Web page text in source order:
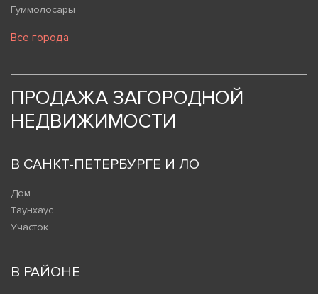
Гуммолосары
Все города
ПРОДАЖА ЗАГОРОДНОЙ
НЕДВИЖИМОСТИ
В САНКТ-ПЕТЕРБУРГЕ И ЛО
Дом
Таунхаус
Участок
В РАЙОНЕ